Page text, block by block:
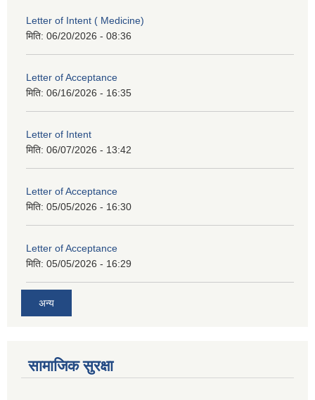
Letter of Intent ( Medicine)
मिति: 06/20/2026 - 08:36
Letter of Acceptance
मिति: 06/16/2026 - 16:35
Letter of Intent
मिति: 06/07/2026 - 13:42
Letter of Acceptance
मिति: 05/05/2026 - 16:30
Letter of Acceptance
मिति: 05/05/2026 - 16:29
अन्य
सामाजिक सुरक्षा